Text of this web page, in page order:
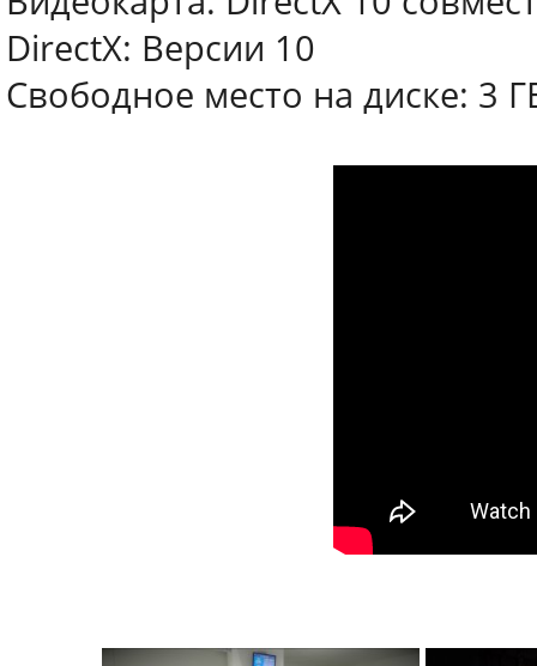
DirectX: Версии 10
Свободное место на диске: 3